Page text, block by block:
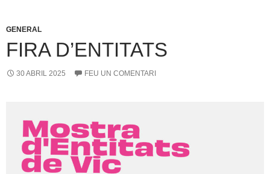
GENERAL
FIRA D’ENTITATS
30 ABRIL 2025 FEU UN COMENTARI